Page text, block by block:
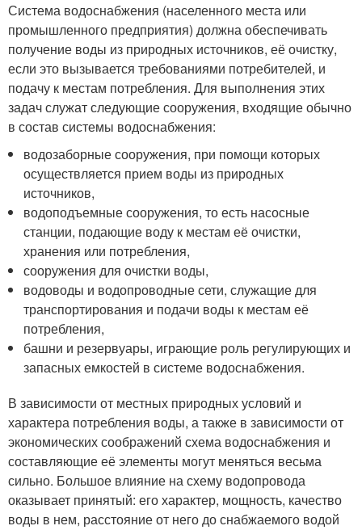
Система водоснабжения (населенного места или
промышленного предприятия) должна обеспечивать
получение воды из природных источников, её очистку,
если это вызывается требованиями потребителей, и
подачу к местам потребления. Для выполнения этих
задач служат следующие сооружения, входящие обычно
в состав системы водоснабжения:
водозаборные сооружения, при помощи которых
осуществляется прием воды из природных
источников,
водоподъемные сооружения, то есть насосные
станции, подающие воду к местам её очистки,
хранения или потребления,
сооружения для очистки воды,
водоводы и водопроводные сети, служащие для
транспортирования и подачи воды к местам её
потребления,
башни и резервуары, играющие роль регулирующих и
запасных емкостей в системе водоснабжения.
В зависимости от местных природных условий и
характера потребления воды, а также в зависимости от
экономических соображений схема водоснабжения и
составляющие её элементы могут меняться весьма
сильно. Большое влияние на схему водопровода
оказывает принятый: его характер, мощность, качество
воды в нем, расстояние от него до снабжаемого водой